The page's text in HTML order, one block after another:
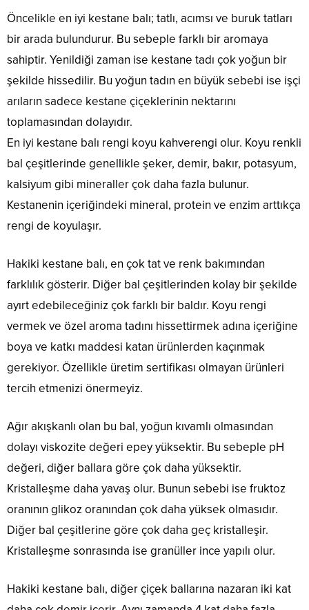
Öncelikle en iyi kestane balı; tatlı, acımsı ve buruk tatları
bir arada bulundurur. Bu sebeple farklı bir aromaya
sahiptir. Yenildiği zaman ise kestane tadı çok yoğun bir
şekilde hissedilir. Bu yoğun tadın en büyük sebebi ise işçi
arıların sadece kestane çiçeklerinin nektarını
toplamasından dolayıdır.
En iyi kestane balı rengi koyu kahverengi olur. Koyu renkli
bal çeşitlerinde genellikle şeker, demir, bakır, potasyum,
kalsiyum gibi mineraller çok daha fazla bulunur.
Kestanenin içeriğindeki mineral, protein ve enzim arttıkça
rengi de koyulaşır.
Hakiki kestane balı, en çok tat ve renk bakımından
farklılık gösterir. Diğer bal çeşitlerinden kolay bir şekilde
ayırt edebileceğiniz çok farklı bir baldır. Koyu rengi
vermek ve özel aroma tadını hissettirmek adına içeriğine
boya ve katkı maddesi katan ürünlerden kaçınmak
gerekiyor. Özellikle üretim sertifikası olmayan ürünleri
tercih etmenizi önermeyiz.
Ağır akışkanlı olan bu bal, yoğun kıvamlı olmasından
dolayı viskozite değeri epey yüksektir. Bu sebeple pH
değeri, diğer ballara göre çok daha yüksektir.
Kristalleşme daha yavaş olur. Bunun sebebi ise fruktoz
oranının glikoz oranından çok daha yüksek olmasıdır.
Diğer bal çeşitlerine göre çok daha geç kristalleşir.
Kristalleşme sonrasında ise granüller ince yapılı olur.
Hakiki kestane balı, diğer çiçek ballarına nazaran iki kat